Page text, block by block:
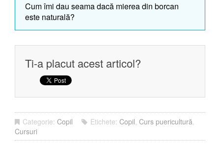
Cum îmi dau seama dacă mierea din borcan
este naturală?
Ti-a placut acest articol?
Categorie: Copil Etichete: Copil, Curs puericultură,
Cursuri